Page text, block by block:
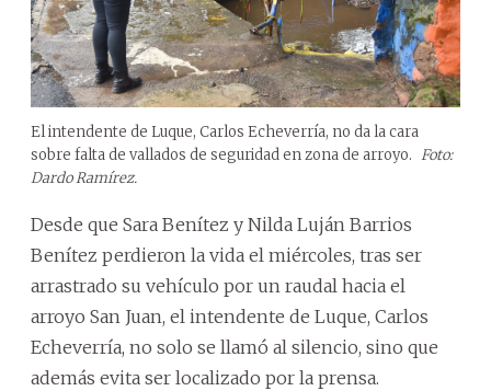
El intendente de Luque, Carlos Echeverría, no da la cara
sobre falta de vallados de seguridad en zona de arroyo. Foto:
Dardo Ramírez.
Desde que Sara Benítez y Nilda Luján Barrios
Benítez perdieron la vida el miércoles, tras ser
arrastrado su vehículo por un raudal hacia el
arroyo San Juan, el intendente de Luque, Carlos
Echeverría, no solo se llamó al silencio, sino que
además evita ser localizado por la prensa.